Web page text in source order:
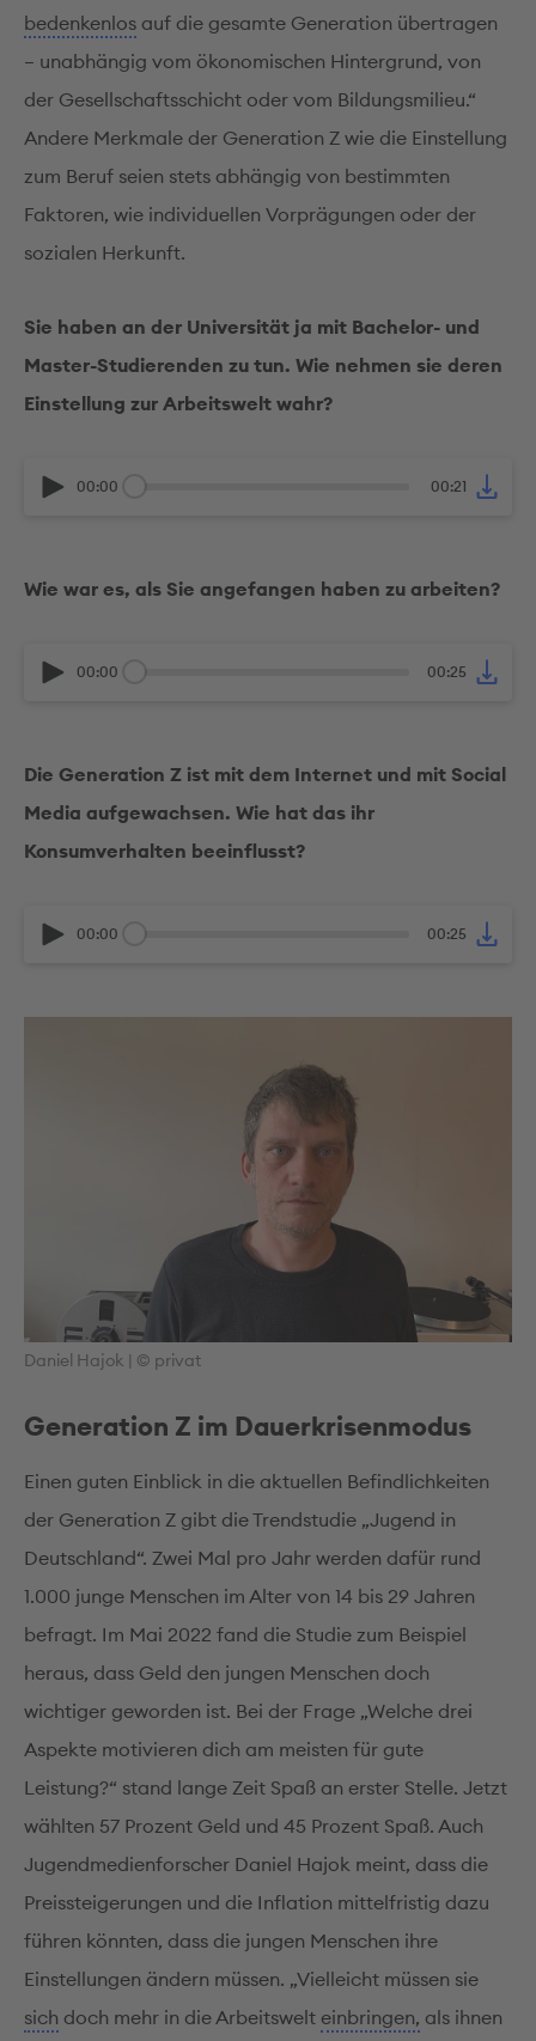
bedenkenlos auf die gesamte Generation übertragen
– unabhängig vom ökonomischen Hintergrund, von
der Gesellschaftsschicht oder vom Bildungsmilieu.“
Andere Merkmale der Generation Z wie die Einstellung
zum Beruf seien stets abhängig von bestimmten
Faktoren, wie individuellen Vorprägungen oder der
sozialen Herkunft.
Sie haben an der Universität ja mit Bachelor- und
Master-Studierenden zu tun. Wie nehmen sie deren
Einstellung zur Arbeitswelt wahr?
00:00 00:21
Wie war es, als Sie angefangen haben zu arbeiten?
00:00 00:25
Die Generation Z ist mit dem Internet und mit Social
Media aufgewachsen. Wie hat das ihr
Konsumverhalten beeinflusst?
00:00 00:25
Daniel Hajok | © privat
Generation Z im Dauerkrisenmodus
Einen guten Einblick in die aktuellen Befindlichkeiten
der Generation Z gibt die Trendstudie „Jugend in
Deutschland“. Zwei Mal pro Jahr werden dafür rund
1.000 junge Menschen im Alter von 14 bis 29 Jahren
befragt. Im Mai 2022 fand die Studie zum Beispiel
heraus, dass Geld den jungen Menschen doch
wichtiger geworden ist. Bei der Frage „Welche drei
Aspekte motivieren dich am meisten für gute
Leistung?“ stand lange Zeit Spaß an erster Stelle. Jetzt
wählten 57 Prozent Geld und 45 Prozent Spaß. Auch
Jugendmedienforscher Daniel Hajok meint, dass die
Preissteigerungen und die Inflation mittelfristig dazu
führen könnten, dass die jungen Menschen ihre
Einstellungen ändern müssen. „Vielleicht müssen sie
sich doch mehr in die Arbeitswelt einbringen, als ihnen